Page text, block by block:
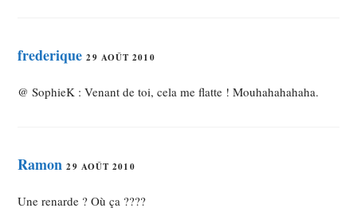
frederique 29 AOÛT 2010
@ SophieK : Venant de toi, cela me flatte ! Mouhahahahaha.
Ramon 29 AOÛT 2010
Une renarde ? Où ça ????